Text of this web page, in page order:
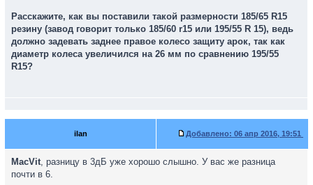
плюхать на отбой проезд лежекопов. Высокий профиль всегда
лучше защитит диск, чем меньший, тем более сложить Бридж
до диска это надо постараться, кроме этого спидометр не врет
))) А то едешь 100 км/ч, а реально 85 км/ч, теперь 95
показывает (примерно)
спасибо, не надо. Кстати зима у меня тоже 185/65/15
Расскажите, как вы поставили такой размерности 185/65 R15
резину (завод говорит только 185/60 r15 или 195/55 R 15), ведь
должно задевать заднее правое колесо защиту арок, так как
диаметр колеса увеличился на 26 мм по сравнению 195/55
R15?
ilan Добавлено: 06 апр 2016, 19:51
MacVit, разницу в 3дБ уже хорошо слышно. У вас же разница
почти в 6.